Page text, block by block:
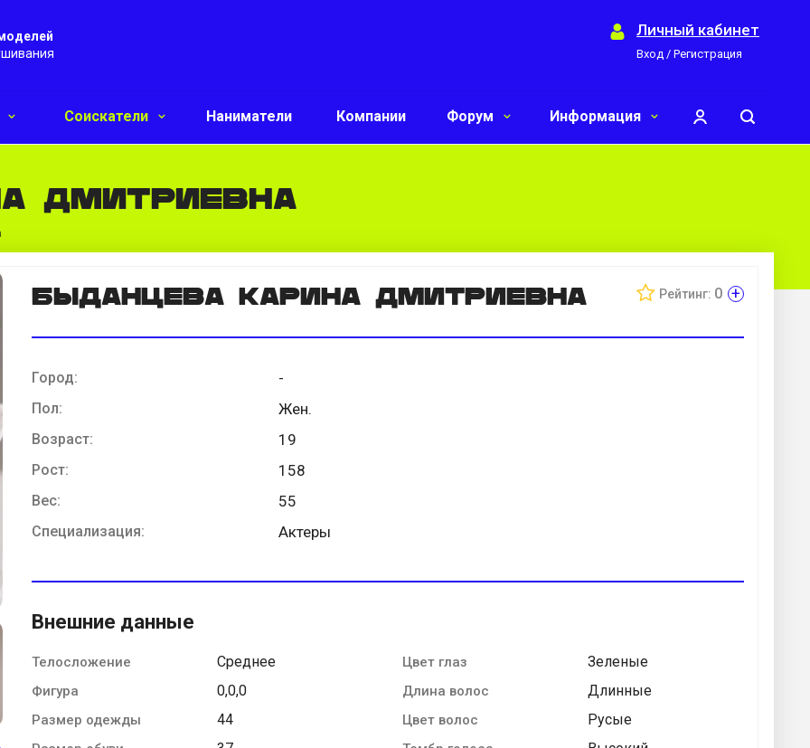
Личный кабинет
Вход / Регистрация
Соискатели Наниматели Компании Форум Информация
Дмитриевна
Быданцева Карина Дмитриевна Рейтинг: 0 +
Город: -
Пол: Жен.
Возраст: 19
Рост: 158
Вес: 55
Специализация: Актеры
Внешние данные
Телосложение Среднее
Фигура 0,0,0
Размер одежды 44
Цвет глаз Зеленые
Длина волос Длинные
Цвет волос Русые